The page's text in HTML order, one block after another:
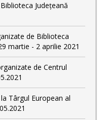
Județeană
de Biblioteca
martie - 2 aprilie 2021
de Centrul
Târgul European al